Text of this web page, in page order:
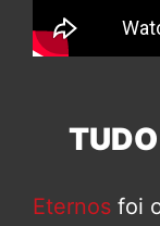
Eternos foi